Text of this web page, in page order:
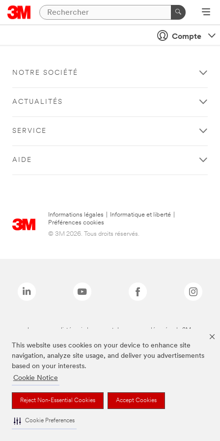
This website uses cookies on your device to enhance site
navigation, analyze site usage, and deliver you advertisements
based on your interests.
Cookie Notice
Reject Non-Essential Cookies Accept Cookies
Cookie Preferences
Compte
NOTRE SOCIÉTÉ
ACTUALITÉS
SERVICE
AIDE
Informations légales Informatique et liberté
Préférences cookies
© 3M 2026. Tous droits réservés.
Les marques listées ci-dessus sont des marques déposées de 3M.